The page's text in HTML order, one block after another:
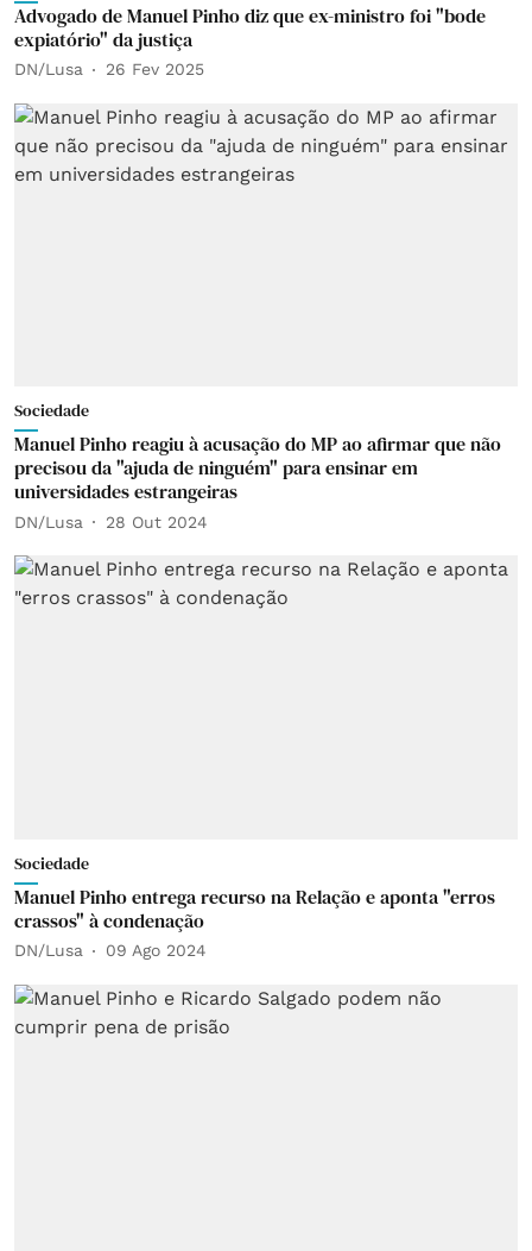
Advogado de Manuel Pinho diz que ex-ministro foi "bode
expiatório" da justiça
DN/Lusa 26 Fev 2025
Sociedade
Manuel Pinho reagiu à acusação do MP ao afirmar que não
precisou da "ajuda de ninguém" para ensinar em
universidades estrangeiras
DN/Lusa 28 Out 2024
Sociedade
Manuel Pinho entrega recurso na Relação e aponta "erros
crassos" à condenação
DN/Lusa 09 Ago 2024